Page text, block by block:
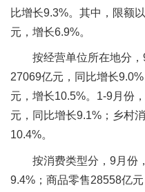
比增长9.3%。其中，限额
元，增长6.9%。
按经营单位所在地分
27069亿元，同比增长
元，增长10.5%。1-9月份
元，同比增长9.1%；乡村
10.4%。
按消费类型分，9月份
9.4%；商品零售28558亿